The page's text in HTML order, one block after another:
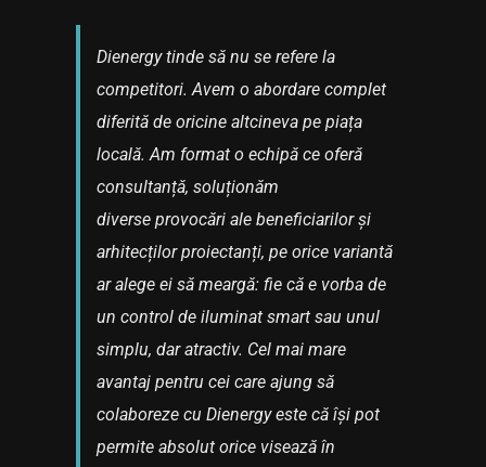
Dienergy tinde să nu se refere la
competitori. Avem o abordare complet
diferită de oricine altcineva pe piața
locală. Am format o echipă ce oferă
consultanță, soluționăm
diverse provocări ale beneficiarilor și
arhitecților proiectanți, pe orice variantă
ar alege ei să meargă: fie că e vorba de
un control de iluminat smart sau unul
simplu, dar atractiv. Cel mai mare
avantaj pentru cei care ajung să
colaboreze cu Dienergy este că își pot
permite absolut orice visează în